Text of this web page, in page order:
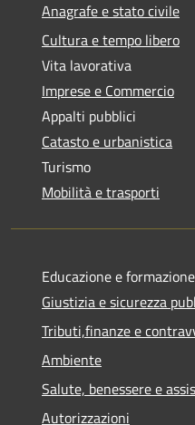
Anagrafe e stato civile
Cultura e tempo libero
Vita lavorativa
Imprese e Commercio
Appalti pubblici
Catasto e urbanistica
Turismo
Mobilità e trasporti
Educazione e formazione
Giustizia e sicurezza
Tributi,finanze e
Ambiente
Salute, benessere e
Autorizzazioni